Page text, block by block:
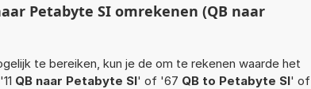
Petabyte SI omrekenen (QB naar
te bereiken, kun je de om te rekenen waarde het
QB naar Petabyte SI' of '67 QB to Petabyte SI' of